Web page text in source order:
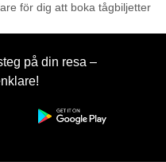
för dig att boka tågbiljetter
på din resa –